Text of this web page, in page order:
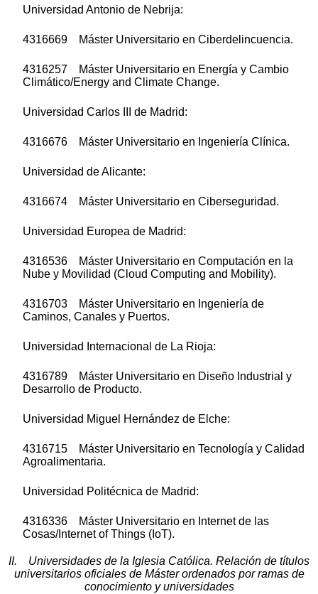
Universidad Antonio de Nebrija:
4316669 Máster Universitario en Ciberdelincuencia.
4316257 Máster Universitario en Energía y Cambio
Climático/Energy and Climate Change.
Universidad Carlos III de Madrid:
4316676 Máster Universitario en Ingeniería Clínica.
Universidad de Alicante:
4316674 Máster Universitario en Ciberseguridad.
Universidad Europea de Madrid:
4316536 Máster Universitario en Computación en la
Nube y Movilidad (Cloud Computing and Mobility).
4316703 Máster Universitario en Ingeniería de
Caminos, Canales y Puertos.
Universidad Internacional de La Rioja:
4316789 Máster Universitario en Diseño Industrial y
Desarrollo de Producto.
Universidad Miguel Hernández de Elche:
4316715 Máster Universitario en Tecnología y Calidad
Agroalimentaria.
Universidad Politécnica de Madrid:
4316336 Máster Universitario en Internet de las
Cosas/Internet of Things (IoT).
II. Universidades de la Iglesia Católica. Relación de títulos
universitarios oficiales de Máster ordenados por ramas de
conocimiento y universidades